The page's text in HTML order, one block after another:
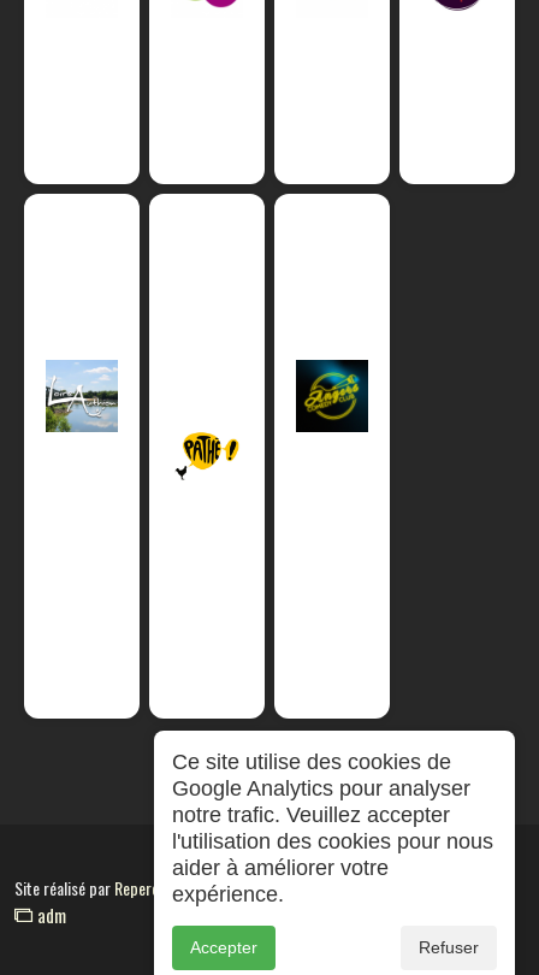
Site réalisé parRepereCom
adm
Ce site utilise des cookies de
Google Analytics pour analyser
notre trafic. Veuillez accepter
l'utilisation des cookies pour nous
aider à améliorer votre
expérience.
Accepter Refuser